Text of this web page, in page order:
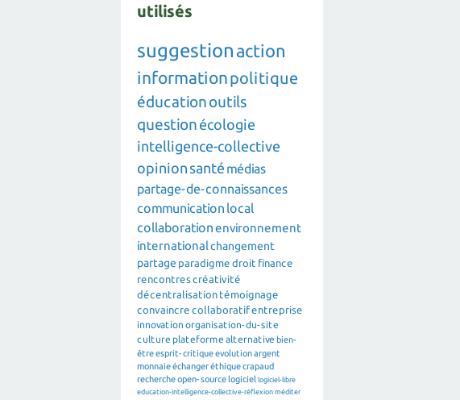
utilisés
suggestion action
informationpolitique
éducationoutils
question écologie
intelligence-collective
opinion santé médias
partage-de-connaissances
communication local
collaborationenvironnement
internationalchangement
partage paradigme droit finance
rencontrescréativité
décentralisation témoignage
convaincre collaboratifentreprise
innovation organisation-du-site
culture plateforme alternative bien-
êtreesprit-critiqueevolutionargent
monnaieéchangeréthiquecrapaud
rechercheopen-source logiciel logiciel-libre
education-intelligence-collective-réflexion méditer